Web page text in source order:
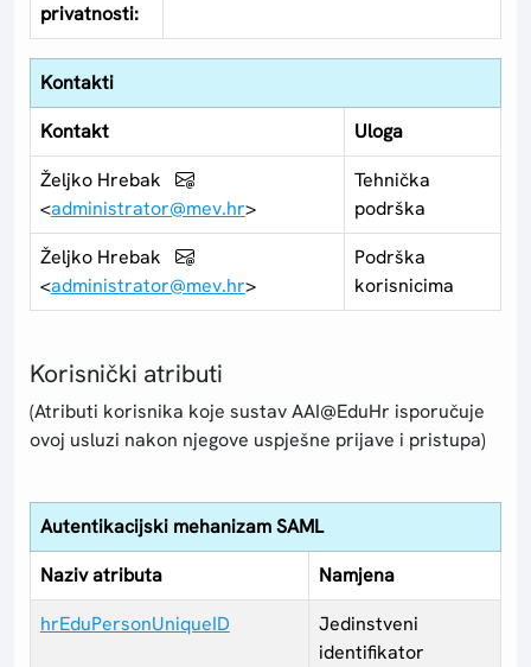
privatnosti:
Kontakti
Kontakt
Uloga
Željko Hrebak
<administrator@mev.hr>
Tehnička
podrška
Željko Hrebak
<administrator@mev.hr>
Podrška
korisnicima
Korisnički atributi
(Atributi korisnika koje sustav AAI@EduHr isporučuje
ovoj usluzi nakon njegove uspješne prijave i pristupa)
Autentikacijski mehanizam SAML
Naziv atributa
Namjena
hrEduPersonUniqueID
Jedinstveni
identifikator